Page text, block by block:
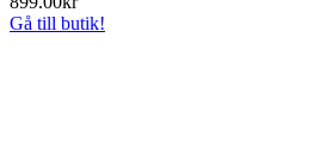
Gå till butik!